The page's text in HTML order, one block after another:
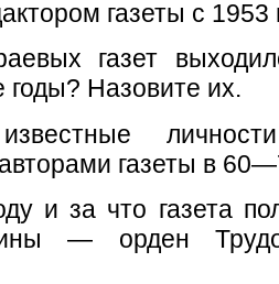
газеты с 1953
газет
Назовите их.
газеты в
и за что газета
— орден